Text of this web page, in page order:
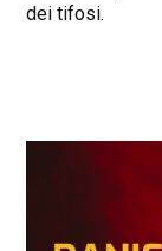
dei tifosi.